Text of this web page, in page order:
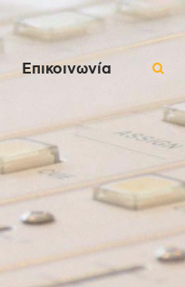
Επικοινωνία